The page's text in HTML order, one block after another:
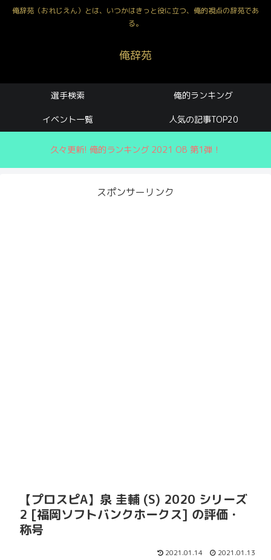
俺辞苑（おれじえん）とは、いつかはきっと役に立つ、俺的視点の辞苑であ
る。
俺辞苑
選手検索 俺的ランキング
イベント一覧 人気の記事TOP20
久々更新! 俺的ランキング 2021 OB 第1弾！
スポンサーリンク
【プロスピA】泉 圭輔 (S) 2020 シリーズ
2 [福岡ソフトバンクホークス] の評価・
称号
2021.01.14 2021.01.13